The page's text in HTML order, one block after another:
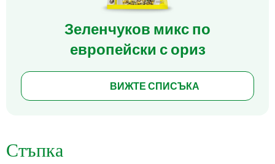
Зеленчуков микс по
европейски с ориз
ВИЖТЕ СПИСЪКА
Стъпка